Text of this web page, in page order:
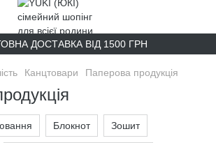
ДОСТАВКА ВІД 1500 ГРН
Канцтовари Паперова продукція
Блокнот Зошит